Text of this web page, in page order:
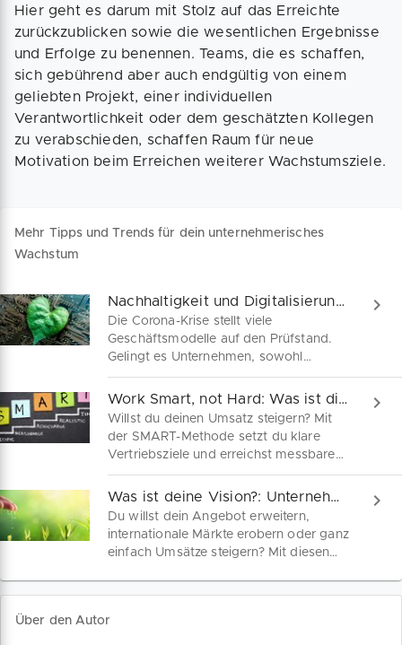
Hier geht es darum mit Stolz auf das Erreichte
zurückzublicken sowie die wesentlichen Ergebnisse
und Erfolge zu benennen. Teams, die es schaffen,
sich gebührend aber auch endgültig von einem
geliebten Projekt, einer individuellen
Verantwortlichkeit oder dem geschätzten Kollegen
zu verabschieden, schaffen Raum für neue
Motivation beim Erreichen weiterer Wachstumsziele.
Mehr Tipps und Trends für dein unternehmerisches
Wachstum
Nachhaltigkeit und Digitalisierung: Wirkungsvoll wachsen mit der Zwillingsstrategie
Die Corona-Krise stellt viele
Geschäftsmodelle auf den Prüfstand.
Gelingt es Unternehmen, sowohl
Nachhaltigkeit als auch die digitale
Transformation in einer Doppelstrategie
voranzutreiben, wirst du gestärkt aus
der Krise hervorgehen. Fünf
strategische Schritte für dein
Work Smart, not Hard: Was ist die SMART-Methode?
Willst du deinen Umsatz steigern? Mit
der SMART-Methode setzt du klare
Vertriebsziele und erreichst messbare
Erfolge. Entdecke Tools-Tipps und
praktische Beispiele zur Anwendung
dieser bewährten Management-
Strategie!
Was ist deine Vision?: Unternehmenswachstum mit Weitblick
Du willst dein Angebot erweitern,
internationale Märkte erobern oder ganz
einfach Umsätze steigern? Mit diesen
Über den Autor